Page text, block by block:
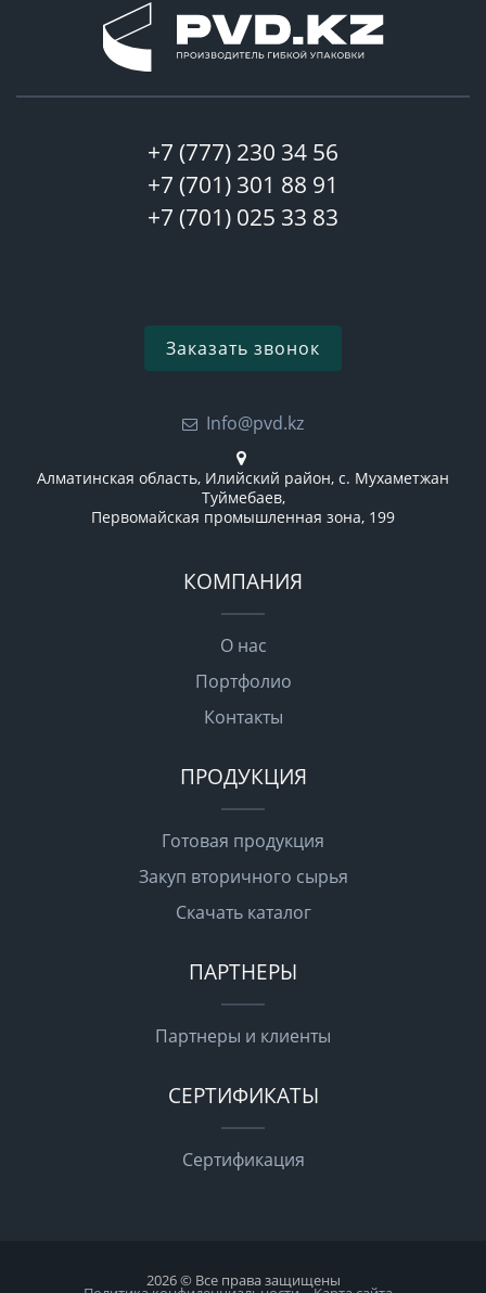
+7 (777) 230 34 56
+7 (701) 301 88 91
+7 (701) 025 33 83
Заказать звонок
Info@pvd.kz
Алматинская область, Илийский район, с. Мухаметжан
Туймебаев,
Первомайская промышленная зона, 199
КОМПАНИЯ
О нас
Портфолио
Контакты
ПРОДУКЦИЯ
Готовая продукция
Закуп вторичного сырья
Скачать каталог
ПАРТНЕРЫ
Партнеры и клиенты
СЕРТИФИКАТЫ
Сертификация
2026 © Все права защищены